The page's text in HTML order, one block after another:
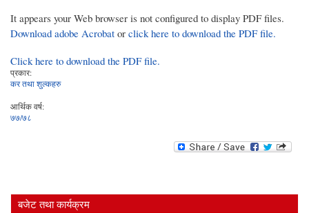
It appears your Web browser is not configured to display PDF files.
Download adobe Acrobat or click here to download the PDF file.
Click here to download the PDF file.
प्रकार:
कर तथा शुल्कहरु
आर्थिक वर्ष:
७७/७८
बजेट तथा कार्यक्रम